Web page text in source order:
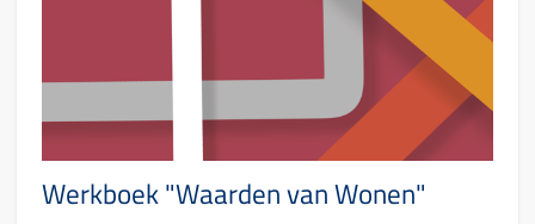
Werkboek "Waarden van Wonen"